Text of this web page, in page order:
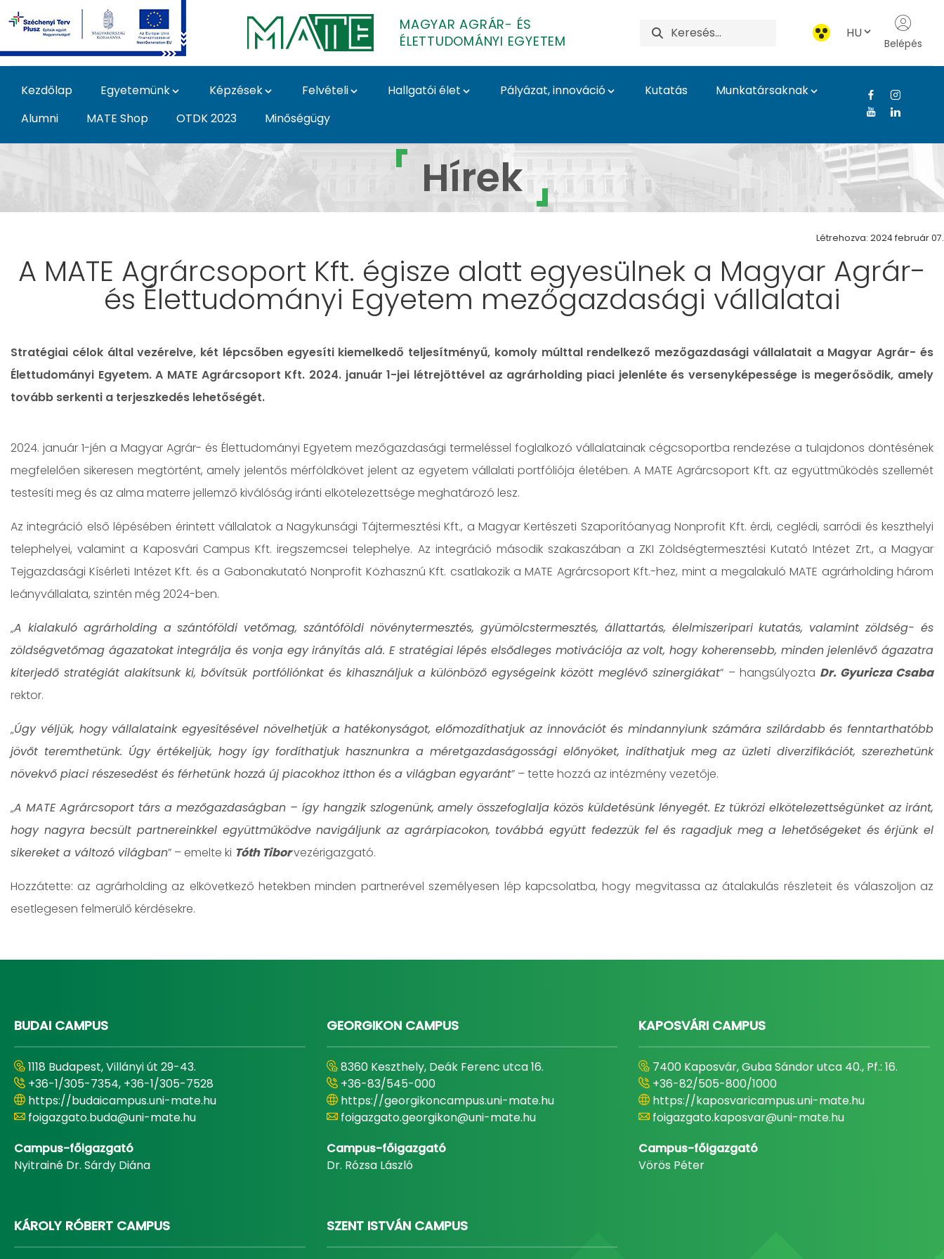
Ugrás a fő tartalomhoz
MAGYAR AGRÁR- ÉS
ÉLETTUDOMÁNYI EGYETEM
HU
Belépés
Kezdőlap Egyetemünk Képzések Felvételi Hallgatói élet Pályázat, innováció Kutatás
Munkatársaknak
Alumni
MATE Shop OTDK 2023 Minőségügy
Hír - Magyar Agrár- és Élettudományi Egyetem
Hírek
Létrehozva: 2024 február 07.
A MATE Agrárcsoport Kft. égisze alatt egyesülnek a Magyar Agrár-
és Élettudományi Egyetem mezőgazdasági vállalatai
Stratégiai célok által vezérelve, két lépcsőben egyesíti kiemelkedő teljesítményű, komoly múlttal rendelkező mezőgazdasági vállalatait a Magyar Agrár- és
Élettudományi Egyetem. A MATE Agrárcsoport Kft. 2024. január 1-jei létrejöttével az agrárholding piaci jelenléte és versenyképessége is megerősödik, amely
tovább serkenti a terjeszkedés lehetőségét.
2024. január 1-jén a Magyar Agrár- és Élettudományi Egyetem mezőgazdasági termeléssel foglalkozó vállalatainak cégcsoportba rendezése a tulajdonos döntésének
megfelelően sikeresen megtörtént, amely jelentős mérföldkövet jelent az egyetem vállalati portfóliója életében. A MATE Agrárcsoport Kft. az együttműködés szellemét
testesíti meg és az alma materre jellemző kiválóság iránti elkötelezettsége meghatározó lesz.
Az integráció első lépésében érintett vállalatok a Nagykunsági Tájtermesztési Kft., a Magyar Kertészeti Szaporítóanyag Nonprofit Kft. érdi, ceglédi, sarródi és keszthelyi
telephelyei, valamint a Kaposvári Campus Kft. iregszemcsei telephelye. Az integráció második szakaszában a ZKI Zöldségtermesztési Kutató Intézet Zrt., a Magyar
Tejgazdasági Kísérleti Intézet Kft. és a Gabonakutató Nonprofit Közhasznú Kft. csatlakozik a MATE Agrárcsoport Kft.-hez, mint a megalakuló MATE agrárholding három
leányvállalata, szintén még 2024-ben.
„A kialakuló agrárholding a szántóföldi vetőmag, szántóföldi növénytermesztés, gyümölcstermesztés, állattartás, élelmiszeripari kutatás, valamint zöldség- és
zöldségvetőmag ágazatokat integrálja és vonja egy irányítás alá. E stratégiai lépés elsődleges motivációja az volt, hogy koherensebb, minden jelenlévő ágazatra
kiterjedő stratégiát alakítsunk ki, bővítsük portfóliónkat és kihasználjuk a különböző egységeink között meglévő szinergiákat” – hangsúlyozta Dr. Gyuricza Csaba
rektor.
„Úgy véljük, hogy vállalataink egyesítésével növelhetjük a hatékonyságot, előmozdíthatjuk az innovációt és mindannyiunk számára szilárdabb és fenntarthatóbb
jövőt teremthetünk. Úgy értékeljük, hogy így fordíthatjuk hasznunkra a méretgazdaságossági előnyöket, indíthatjuk meg az üzleti diverzifikációt, szerezhetünk
növekvő piaci részesedést és férhetünk hozzá új piacokhoz itthon és a világban egyaránt” – tette hozzá az intézmény vezetője.
„A MATE Agrárcsoport társ a mezőgazdaságban – így hangzik szlogenünk, amely összefoglalja közös küldetésünk lényegét. Ez tükrözi elkötelezettségünket az iránt,
hogy nagyra becsült partnereinkkel együttműködve navigáljunk az agrárpiacokon, továbbá együtt fedezzük fel és ragadjuk meg a lehetőségeket és érjünk el
sikereket a változó világban” – emelte ki Tóth Tiborvezérigazgató.
Hozzátette: az agrárholding az elkövetkező hetekben minden partnerével személyesen lép kapcsolatba, hogy megvitassa az átalakulás részleteit és válaszoljon az
esetlegesen felmerülő kérdésekre.
BUDAI CAMPUS
1118 Budapest, Villányi út 29-43.
+36-1/305-7354, +36-1/305-7528
https://budaicampus.uni-mate.hu
foigazgato.buda@uni-mate.hu
Campus-főigazgató
Nyitrainé Dr. Sárdy Diána
GEORGIKON CAMPUS
8360 Keszthely, Deák Ferenc utca 16.
+36-83/545-000
https://georgikoncampus.uni-mate.hu
foigazgato.georgikon@uni-mate.hu
Campus-főigazgató
Dr. Rózsa László
KAPOSVÁRI CAMPUS
7400 Kaposvár, Guba Sándor utca 40., Pf.: 16.
+36-82/505-800/1000
https://kaposvaricampus.uni-mate.hu
foigazgato.kaposvar@uni-mate.hu
Campus-főigazgató
Vörös Péter
KÁROLY RÓBERT CAMPUS SZENT ISTVÁN CAMPUS